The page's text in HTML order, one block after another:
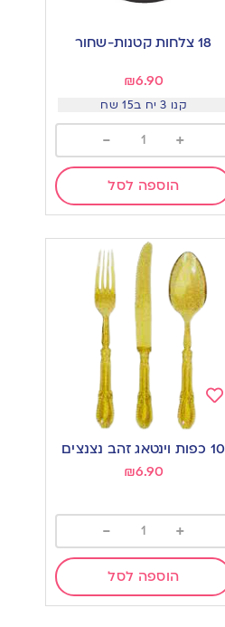
wishlist
18 צלחות קטנות-שחור
₪6.90
קנו 3 יח ב15 שח
+
-
הוספה לסל
to
10 כפות וינטאג זהב נצנצים
₪6.90
+
-
הוספה לסל